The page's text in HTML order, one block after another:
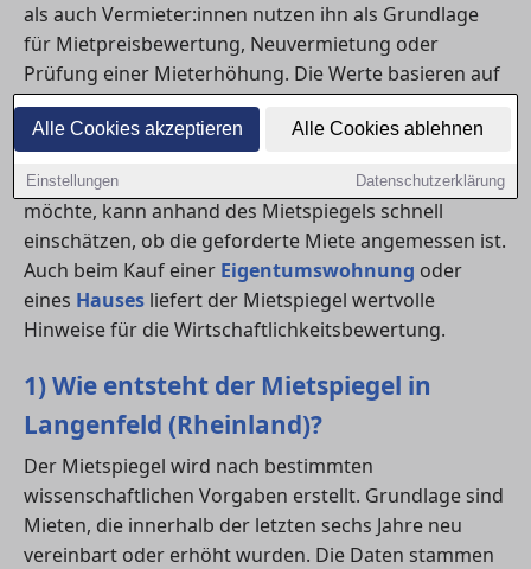
Alle Cookies akzeptieren Alle Cookies ablehnen
Einstellungen Datenschutzerklärung
als auch Vermieter:innen nutzen ihn als Grundlage
für Mietpreisbewertung, Neuvermietung oder
Prüfung einer Mieterhöhung. Die Werte basieren auf
den durchschnittlichen Mieten vergleichbarer
Wohnungen in Lage, Baujahr, Größe und Ausstattung.
Wer einewohnung mieten hausbeziehen
möchte, kann anhand des Mietspiegels schnell
einschätzen, ob die geforderte Miete angemessen ist.
Auch beim Kauf einer Eigentumswohnung oder
eines Hauses liefert der Mietspiegel wertvolle
Hinweise für die Wirtschaftlichkeitsbewertung.
1) Wie entsteht der Mietspiegel in
Langenfeld (Rheinland)?
Der Mietspiegel wird nach bestimmten
wissenschaftlichen Vorgaben erstellt. Grundlage sind
Mieten, die innerhalb der letzten sechs Jahre neu
vereinbart oder erhöht wurden. Die Daten stammen